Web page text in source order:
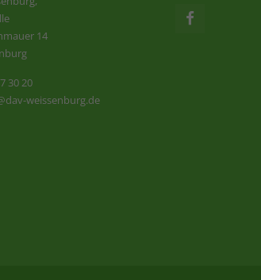
14
30 20
weissenburg.de